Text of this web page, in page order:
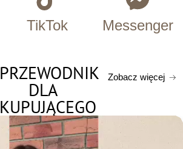
TikTok Messenger
PRZEWODNIK
DLA
KUPUJĄCEGO
Zobacz więcej